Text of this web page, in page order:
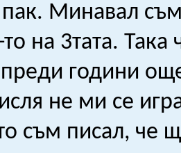
пак. Минавал
то на 3тата.
години
не ми се
съм писал, че